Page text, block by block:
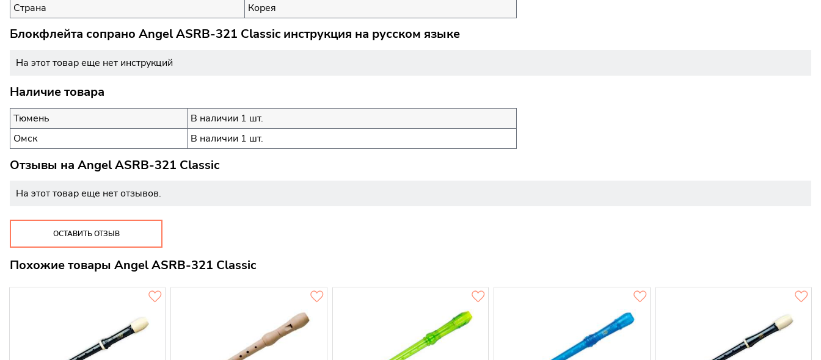
Страна
Корея
Блокфлейта сопрано Angel ASRB-321 Classic инструкция на русском языке
На этот товар еще нет инструкций
Наличие товара
Тюмень
В наличии 1 шт.
Омск
В наличии 1 шт.
Отзывы на Angel ASRB-321 Classic
На этот товар еще нет отзывов.
ОСТАВИТЬ ОТЗЫВ
Похожие товары Angel ASRB-321 Classic